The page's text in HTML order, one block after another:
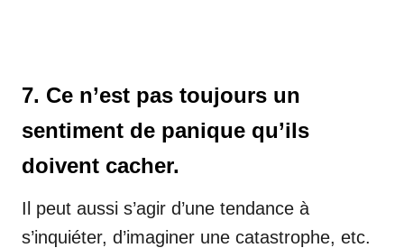
7. Ce n’est pas toujours un
sentiment de panique qu’ils
doivent cacher.
Il peut aussi s’agir d’une tendance à
s’inquiéter, d’imaginer une catastrophe, etc.